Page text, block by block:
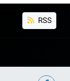
RSS